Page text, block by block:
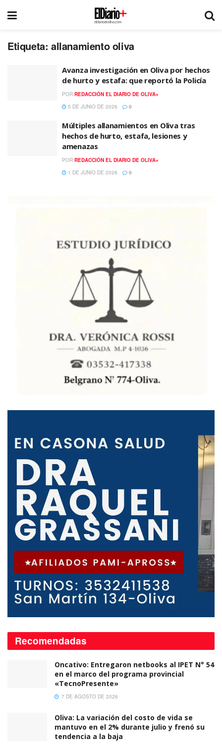
Etiqueta: allanamiento oliva
Avanza investigación en Oliva por hechos
de hurto y estafa: que reportó la Policía
POR REDACCIÓN EL DIARIO DE OLIVA+
5 DE JUNIO DE 2026
0
Múltiples allanamientos en Oliva tras
hechos de hurto, estafa, lesiones y
amenazas
POR REDACCIÓN EL DIARIO DE OLIVA+
1 DE JUNIO DE 2026
0
Recomendadas
Oncativo: Entregaron netbooks al IPET N° 54
en el marco del programa provincial
«TecnoPresente»
7 DE AGOSTO DE 2026
Oliva: La variación del costo de vida se
mantuvo en el 2% durante julio y frenó su
tendencia a la baja